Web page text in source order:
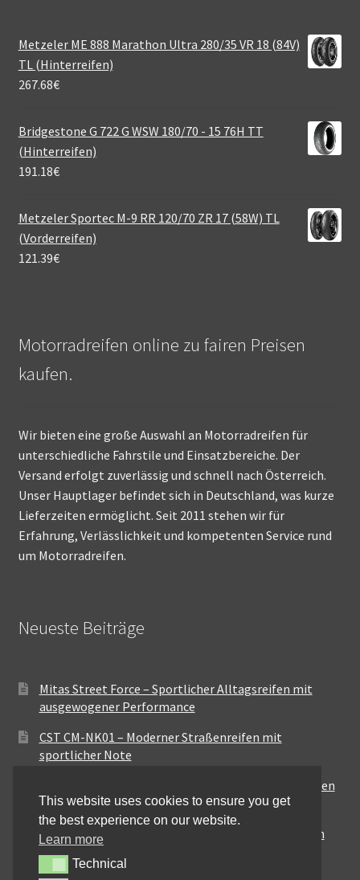
Metzeler ME 888 Marathon Ultra 280/35 VR 18 (84V)
TL (Hinterreifen)
267.68€
Bridgestone G 722 G WSW 180/70 - 15 76H TT
(Hinterreifen)
191.18€
Metzeler Sportec M-9 RR 120/70 ZR 17 (58W) TL
(Vorderreifen)
121.39€
Motorradreifen online zu fairen Preisen
kaufen.
Wir bieten eine große Auswahl an Motorradreifen für
unterschiedliche Fahrstile und Einsatzbereiche. Der
Versand erfolgt zuverlässig und schnell nach Österreich.
Unser Hauptlager befindet sich in Deutschland, was kurze
Lieferzeiten ermöglicht. Seit 2011 stehen wir für
Erfahrung, Verlässlichkeit und kompetenten Service rund
um Motorradreifen.
Neueste Beiträge
Mitas Street Force – Sportlicher Alltagsreifen mit
ausgewogener Performance
CST CM-NK01 – Moderner Straßenreifen mit
sportlicher Note
Maxxis MA-ST3 – Ausgewogener Sport-Touring-Reifen
für vielseitige Einsätze
Pirelli City Demon – Zuverlässigkeit für den urbanen
Alltag
This website uses cookies to ensure you get
the best experience on our website.
Learn more
TechnicalTechnical